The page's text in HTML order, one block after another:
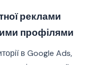
реклами
профілями
в Google Ads,